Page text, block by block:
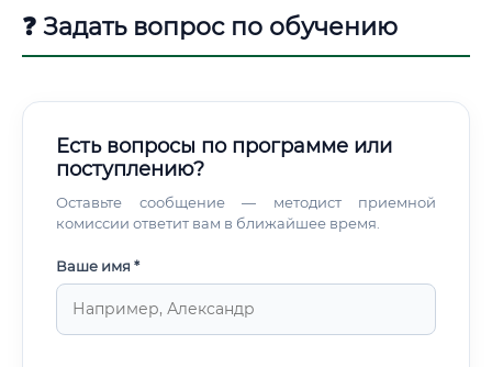
❓ Задать вопрос по обучению
Есть вопросы по программе или
поступлению?
Оставьте сообщение — методист приемной
комиссии ответит вам в ближайшее время.
Ваше имя *